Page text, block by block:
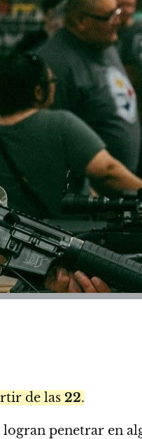
de las 22.
logran penetrar en